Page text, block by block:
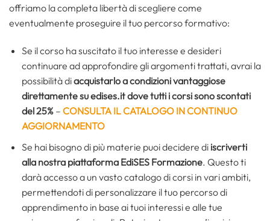
offriamo la completa libertà di scegliere come
eventualmente proseguire il tuo percorso formativo:
Se il corso ha suscitato il tuo interesse e desideri
continuare ad approfondire gli argomenti trattati, avrai la
possibilità diacquistarlo a condizioni vantaggiose
direttamente su edises.it dove tutti i corsi sono scontati
del 25%– CONSULTA IL CATALOGO IN CONTINUO
AGGIORNAMENTO
Se hai bisogno di più materie puoi decidere diiscriverti
alla nostra piattaforma EdiSES Formazione. Questo ti
darà accesso a un vasto catalogo di corsi in vari ambiti,
permettendoti di personalizzare il tuo percorso di
apprendimento in base ai tuoi interessi e alle tue